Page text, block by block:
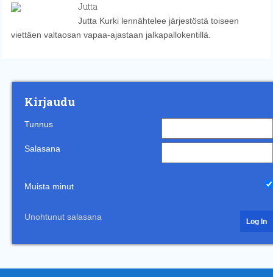
Jutta
Jutta Kurki lennähtelee järjestöstä toiseen
viettäen valtaosan vapaa-ajastaan jalkapallokentillä.
Kirjaudu
Tunnus
Salasana
Muista minut
Unohtunut salasana